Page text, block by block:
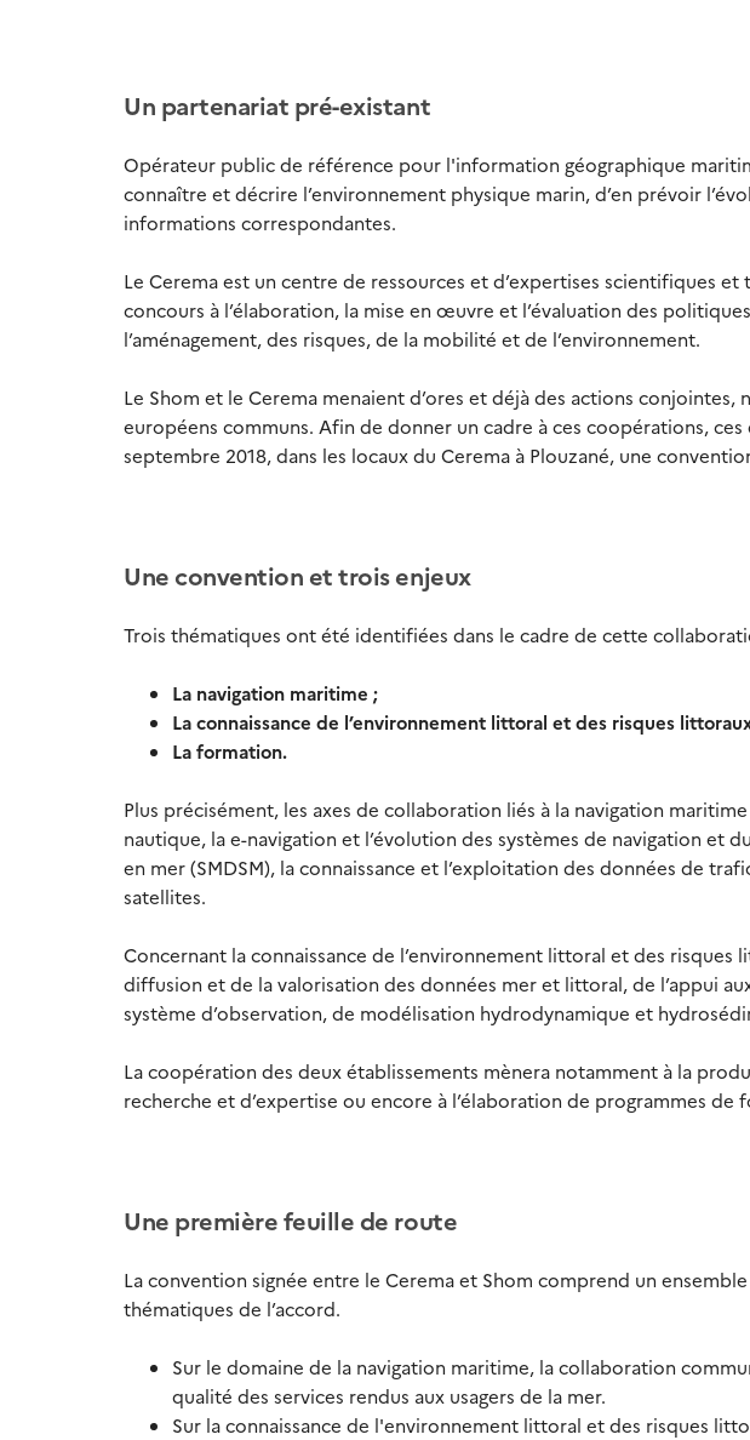
Un partenariat pré-existant
Opérateur public de référence pour l'information géographique
connaître et décrire l’environnement physique marin, d’en prévoir
informations correspondantes.
Le Cerema est un centre de ressources et d’expertises scientifiques
concours à l’élaboration, la mise en œuvre et l’évaluation des
l’aménagement, des risques, de la mobilité et de l’environnement.
Le Shom et le Cerema menaient d’ores et déjà des actions
européens communs. Afin de donner un cadre à ces coopérations,
septembre 2018, dans les locaux du Cerema à Plouzané, une
Une convention et trois enjeux
Trois thématiques ont été identifiées dans le cadre de cette
La navigation maritime ;
La connaissance de l’environnement littoral et des risques
La formation.
Plus précisément, les axes de collaboration liés à la navigation
nautique, la e-navigation et l’évolution des systèmes de navigation et
en mer (SMDSM), la connaissance et l’exploitation des données de
satellites.
Concernant la connaissance de l’environnement littoral et des risques
diffusion et de la valorisation des données mer et littoral, de l’appui
système d’observation, de modélisation hydrodynamique et
La coopération des deux établissements mènera notamment à la
recherche et d’expertise ou encore à l’élaboration de programmes de
Une première feuille de route
La convention signée entre le Cerema et Shom comprend un
thématiques de l’accord.
Sur le domaine de la navigation maritime, la collaboration
qualité des services rendus aux usagers de la mer.
Sur la connaissance de l'environnement littoral et des risques